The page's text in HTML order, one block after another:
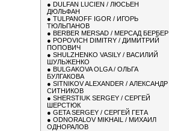
● DULFAN LUCIEN / ЛЮСЬЕН
ДЮЛЬФАН
● TULPANOFF IGOR / ИГОРЬ
ТЮЛЬПАНОВ
● BERBER MERSAD / МЕРСАД БЕРБЕР
● POPOVICH DIMITRY / ДИМИТРИЙ
ПОПОВИЧ
● SHULZHENKO VASILY / ВАСИЛИЙ
ШУЛЬЖЕНКО
● BULGAKOVA OLGA / ОЛЬГА
БУЛГАКОВА
● SITNIKOV ALEXANDER / АЛЕКСАНДР
СИТНИКОВ
● SHERSTIUK SERGEY / СЕРГЕЙ
ШЕРСТЮК
● GETA SERGEY / СЕРГЕЙ ГЕТА
● ODNORALOV MIKHAIL / МИХАИЛ
ОДНОРАЛОВ